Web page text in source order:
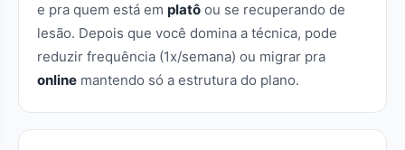
e pra quem está em platô ou se recuperando de
lesão. Depois que você domina a técnica, pode
reduzir frequência (1x/semana) ou migrar pra
online mantendo só a estrutura do plano.